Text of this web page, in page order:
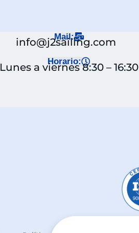
Mail:
info@j2sailing.com
Horario:
Lunes a viernes 8:30 – 16:30